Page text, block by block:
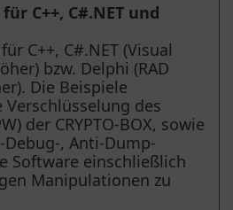
C++, C#.NET und
C++, C#.NET (Visual
bzw. Delphi (RAD
Die Beispiele
des
der CRYPTO-BOX, sowie
, Anti-Dump-
Software einschließlich
Manipulationen zu